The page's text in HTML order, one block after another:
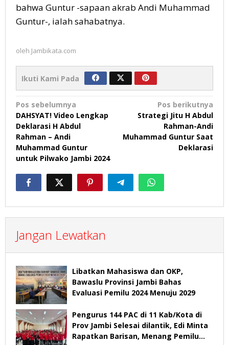
bahwa Guntur -sapaan akrab Andi Muhammad
Guntur-, ialah sahabatnya.
oleh Jambikata.com
Ikuti Kami Pada
Navigasi
pos
Pos sebelumnya
DAHSYAT! Video Lengkap
Deklarasi H Abdul
Rahman – Andi
Muhammad Guntur
untuk Pilwako Jambi 2024
Pos berikutnya
Strategi Jitu H Abdul
Rahman-Andi
Muhammad Guntur Saat
Deklarasi
Jangan Lewatkan
Libatkan Mahasiswa dan OKP,
Bawaslu Provinsi Jambi Bahas
Evaluasi Pemilu 2024 Menuju 2029
Pengurus 144 PAC di 11 Kab/Kota di
Prov Jambi Selesai dilantik, Edi Minta
Rapatkan Barisan, Menang Pemilu